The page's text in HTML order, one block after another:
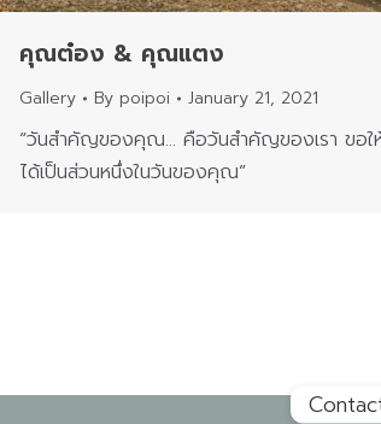
คุณต๋อง & คุณแตง
Gallery By poipoi January 21, 2021
“วันสำคัญของคุณ… คือวันสำคัญของเรา ขอให้
ได้เป็นส่วนหนึ่งในวันของคุณ”